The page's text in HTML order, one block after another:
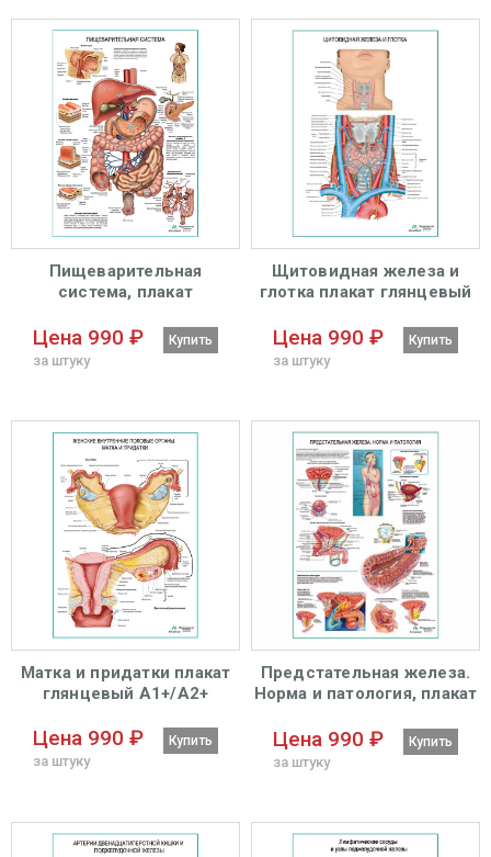
Пищеварительная
система, плакат
Цена 990 ₽
за штуку
Купить
Щитовидная железа и
глотка плакат глянцевый
Цена 990 ₽
за штуку
Купить
Матка и придатки плакат
глянцевый А1+/А2+
Цена 990 ₽
за штуку
Купить
Предстательная железа.
Норма и патология, плакат
Цена 990 ₽
за штуку
Купить